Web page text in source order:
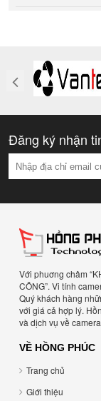
Đăng ký nhận
Với phuơng châm
CÔNG”. Vi tính
Quý khách hàng
với giá cả hợp lý.
và dịch vụ về
VỀ HỒNG PHÚC
Trang chủ
Giới thiệu